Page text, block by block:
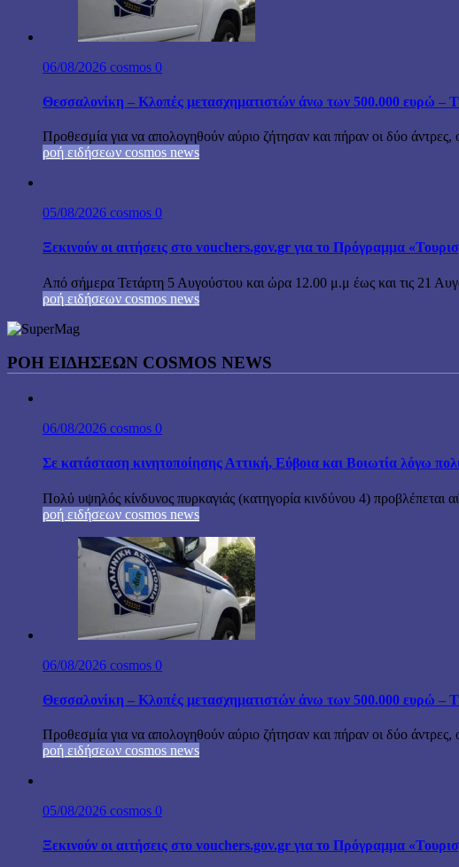
06/08/2026 cosmos 0
Θεσσαλονίκη – Κλοπές μετασχηματιστών άνω των 500.000 ευρώ –
Προθεσμία για να απολογηθούν αύριο ζήτησαν και πήραν οι δύο
ροή ειδήσεων cosmos news
05/08/2026 cosmos 0
Ξεκινούν οι αιτήσεις στο vouchers.gov.gr για το Πρόγραμμα
Από σήμερα Τετάρτη 5 Αυγούστου και ώρα 12.00 μ.μ έως και τις 21
ροή ειδήσεων cosmos news
ΡΟΉ ΕΙΔΉΣΕΩΝ COSMOS NEWS
06/08/2026 cosmos 0
Σε κατάσταση κινητοποίησης Αττική, Εύβοια και Βοιωτία λόγω
Πολύ υψηλός κίνδυνος πυρκαγιάς (κατηγορία κινδύνου 4) προβλέπεται
ροή ειδήσεων cosmos news
06/08/2026 cosmos 0
Θεσσαλονίκη – Κλοπές μετασχηματιστών άνω των 500.000 ευρώ –
Προθεσμία για να απολογηθούν αύριο ζήτησαν και πήραν οι δύο
ροή ειδήσεων cosmos news
05/08/2026 cosmos 0
Ξεκινούν οι αιτήσεις στο vouchers.gov.gr για το Πρόγραμμα